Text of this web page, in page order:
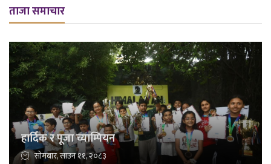
ताजा समाचार
हार्दिक र पूजा च्याम्पियन
सोमबार, साउन ११, २०८३